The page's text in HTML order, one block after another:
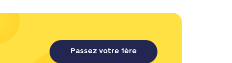
Passez votre 1ère